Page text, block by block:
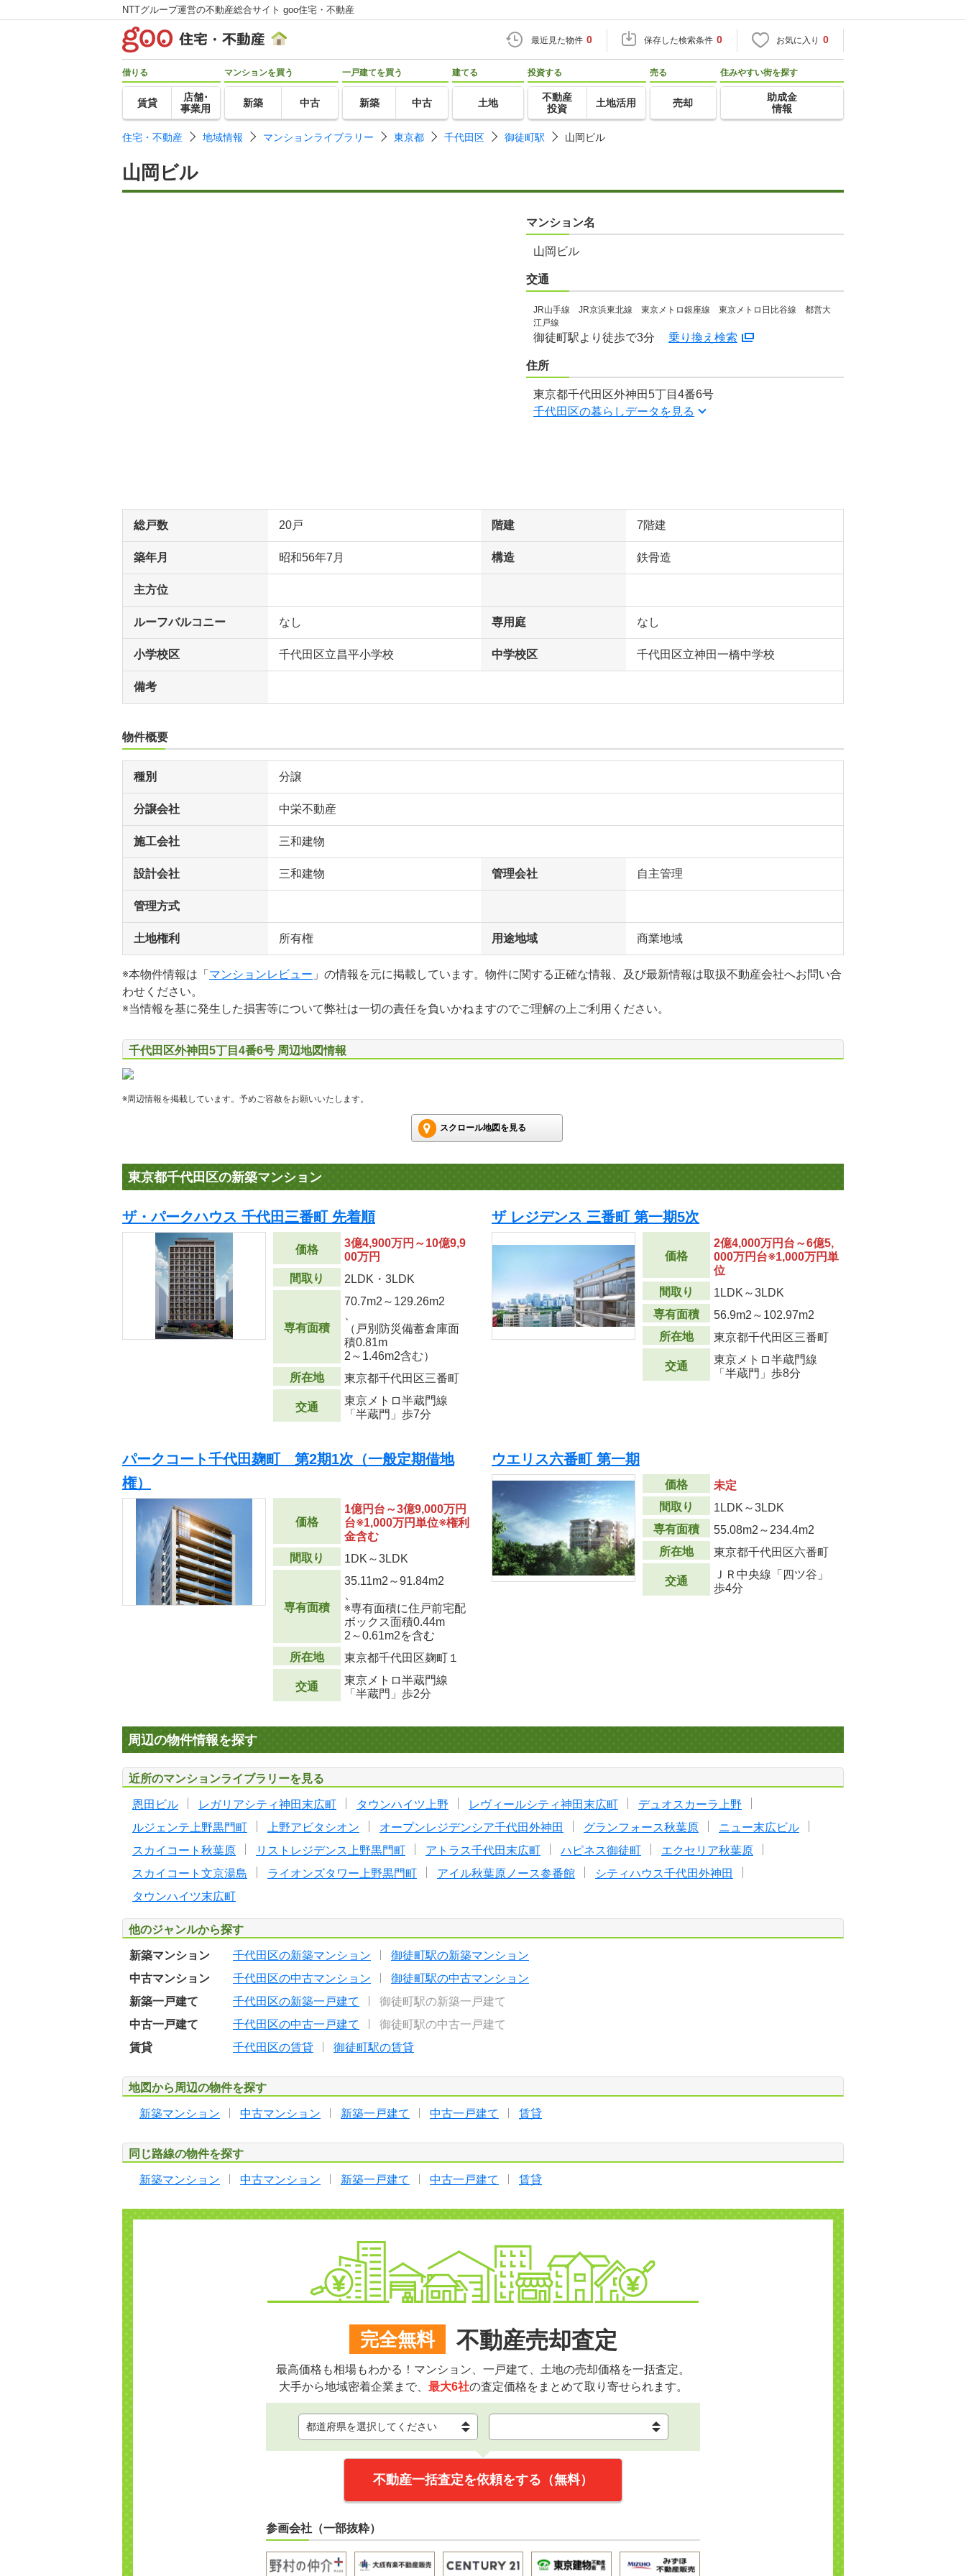
NTTグループ運営の不動産総合サイト goo住宅・不動産
最近見た物件 0 保存した検索条件 0 お気に入り 0
借りる
賃貸
店舗･
事業用
マンションを買う
新築 中古
一戸建てを買う
新築 中古
建てる
土地
投資する
不動産
投資
土地活用
売る
売却
住みやすい街を探す
助成金
情報
住宅・不動産 地域情報 マンションライブラリー 東京都 千代田区 御徒町駅 山岡ビル
山岡ビル
マンション名
山岡ビル
交通
JR山手線 JR京浜東北線 東京メトロ銀座線 東京メトロ日比谷線 都営大
江戸線
御徒町駅より徒歩で3分 乗り換え検索
住所
東京都千代田区外神田5丁目4番6号
千代田区の暮らしデータを見る
総戸数 20戸 階建 7階建
築年月 昭和56年7月 構造 鉄骨造
主方位
ルーフバルコニー なし 専用庭 なし
小学校区 千代田区立昌平小学校 中学校区 千代田区立神田一橋中学校
備考
物件概要
種別 分譲
分譲会社 中栄不動産
施工会社 三和建物
設計会社 三和建物 管理会社 自主管理
管理方式
土地権利 所有権 用途地域 商業地域
※本物件情報は「 マンションレビュー 」の情報を元に掲載しています。物件に関する正確な情報、及び最新情報は取扱不動産会社へお問い合
わせください。
※当情報を基に発生した損害等について弊社は一切の責任を負いかねますのでご理解の上ご利用ください。
千代田区外神田5丁目4番6号 周辺地図情報
※周辺情報を掲載しています。予めご容赦をお願いいたします。
スクロール地図を見る
東京都千代田区の新築マンション
ザ・パークハウス 千代田三番町 先着順
価格
3億4,900万円～10億9,9
00万円
間取り
2LDK・3LDK
専有面積
70.7m2 ～129.26m2
（戸別防災備蓄倉庫面
積0.81m
2 ～1.46m2含む）
所在地
東京都千代田区三番町
交通
東京メトロ半蔵門線
「半蔵門」歩7分
ザ レジデンス 三番町 第一期5次
価格
2億4,000万円台～6億5,
000万円台※1,000万円単
位
間取り
1LDK～3LDK
専有面積
56.9m2 ～102.97m2
所在地
東京都千代田区三番町
交通
東京メトロ半蔵門線
「半蔵門」歩8分
パークコート千代田麹町 第2期1次（一般定期借地
権）
価格
1億円台～3億9,000万円
台※1,000万円単位※権利
金含む
間取り
1DK～3LDK
専有面積
35.11m2 ～91.84m2
※専有面積に住戸前宅配
ボックス面積0.44m
2 ～0.61m2を含む
所在地
東京都千代田区麹町１
交通
東京メトロ半蔵門線
「半蔵門」歩2分
ウエリス六番町 第一期
価格
未定
間取り
1LDK～3LDK
専有面積
55.08m2 ～234.4m2
所在地
東京都千代田区六番町
交通
ＪＲ中央線「四ツ谷」
歩4分
周辺の物件情報を探す
近所のマンションライブラリーを見る
恩田ビル レガリアシティ神田末広町 タウンハイツ上野 レヴィールシティ神田末広町
デュオスカーラ上野
ルジェンテ上野黒門町
上野アビタシオン オープンレジデンシア千代田外神田 グランフォース秋葉原
ニュー末広ビル
スカイコート秋葉原
リストレジデンス上野黒門町 アトラス千代田末広町 ハピネス御徒町
エクセリア秋葉原
スカイコート文京湯島
ライオンズタワー上野黒門町 アイル秋葉原ノース参番館
シティハウス千代田外神田
タウンハイツ末広町
他のジャンルから探す
新築マンション 千代田区の新築マンション
御徒町駅の新築マンション
中古マンション
千代田区の中古マンション
御徒町駅の中古マンション
新築一戸建て
千代田区の新築一戸建て
御徒町駅の新築一戸建て
中古一戸建て
千代田区の中古一戸建て
御徒町駅の中古一戸建て
賃貸
千代田区の賃貸 御徒町駅の賃貸
地図から周辺の物件を探す
新築マンション 中古マンション 新築一戸建て 中古一戸建て 賃貸
同じ路線の物件を探す
新築マンション 中古マンション 新築一戸建て 中古一戸建て 賃貸
完全無料 不動産売却査定
最高価格も相場もわかる！マンション、一戸建て、土地の売却価格を一括査定。
大手から地域密着企業まで、 最大6社の査定価格をまとめて取り寄せられます。
不動産一括査定を依頼をする（無料）
参画会社（一部抜粋）